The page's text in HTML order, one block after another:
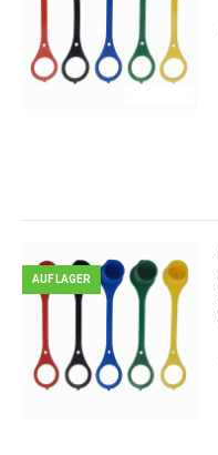
AUF LAGER